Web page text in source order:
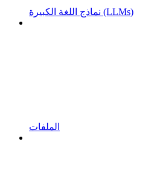
نماذج اللغة الكبيرة (LLMs)
الملفات